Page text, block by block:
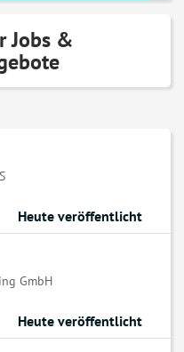
Jobs &
Heute veröffentlicht
GmbH
Heute veröffentlicht